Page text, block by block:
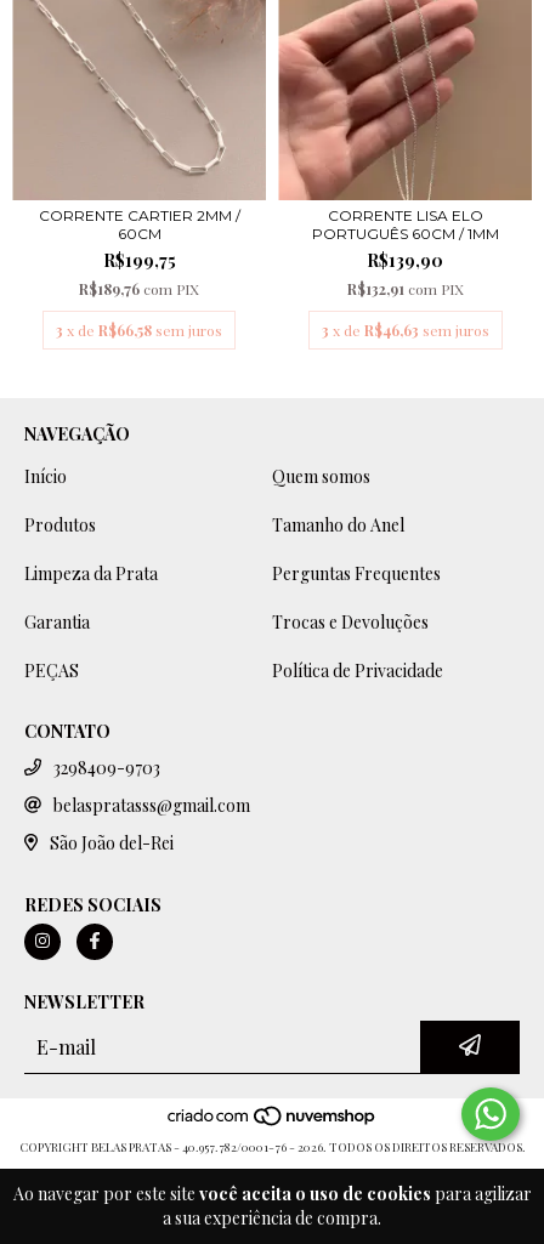
Ao navegar por este site você aceita o uso de cookies para agilizar
a sua experiência de compra.
CORRENTE CARTIER 2MM /
60CM
R$199,75
R$189,76 com PIX
3 x de R$66,58 sem juros
CORRENTE LISA ELO
PORTUGUÊS 60CM / 1MM
R$139,90
R$132,91 com PIX
3 x de R$46,63 sem juros
NAVEGAÇÃO
Início
Quem somos
Produtos Tamanho do Anel
Limpeza da Prata Perguntas Frequentes
Garantia Trocas e Devoluções
PEÇAS Política de Privacidade
CONTATO
3298409-9703
belaspratasss@gmail.com
São João del-Rei
REDES SOCIAIS
NEWSLETTER
COPYRIGHT BELAS PRATAS - 40.957.782/0001-76 - 2026. TODOS OS DIREITOS RESERVADOS.